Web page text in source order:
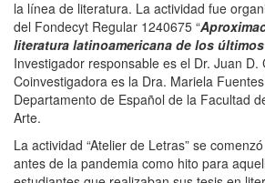
la línea de literatura. La actividad fue
del Fondecyt Regular 1240675 “
literatura latinoamericana de los últimos
Investigador responsable es el Dr. Juan D.
Coinvestigadora es la Dra. Mariela
Departamento de Español de la Facultad
Arte.
La actividad “Atelier de Letras” se
antes de la pandemia como hito para